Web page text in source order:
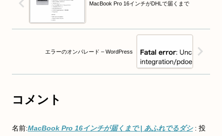
MacBook Pro 16インチがDHLで届くまで
エラーのオンパレード – WordPress
コメント
名前:MacBook Pro 16インチが届くまで | あふれでるダシ: 投